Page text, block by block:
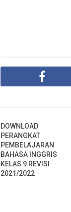
DOWNLOAD
PERANGKAT
PEMBELAJARAN
BAHASA INGGRIS
KELAS 9 REVISI
2021/2022